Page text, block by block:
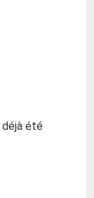
déjà été